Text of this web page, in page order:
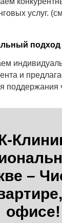
услуг.
подход
и
поддержания
–
офисе!